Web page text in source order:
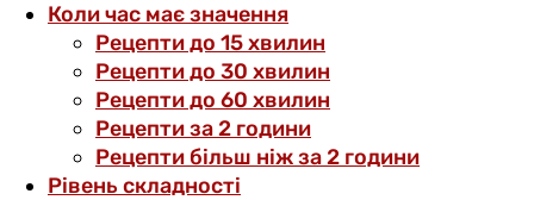
Коли час має значення
Рецепти до 15 хвилин
Рецепти до 30 хвилин
Рецепти до 60 хвилин
Рецепти за 2 години
Рецепти більш ніж за 2 години
Рівень складності